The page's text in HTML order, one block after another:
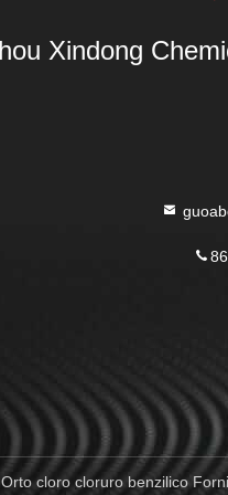
Xindong
cloro cloruro benzilico